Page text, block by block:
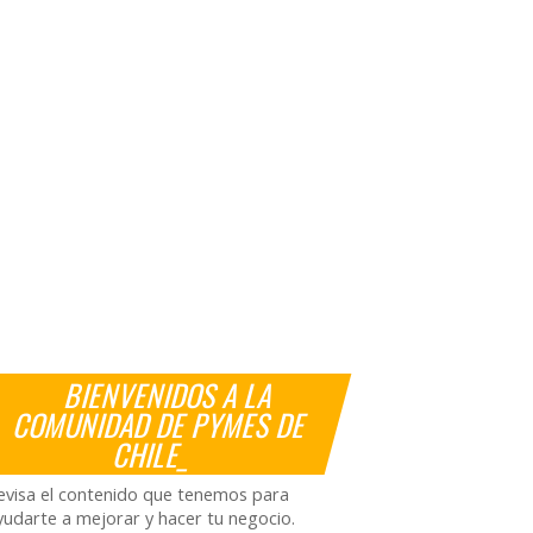
BIENVENIDOS A LA
COMUNIDAD DE PYMES DE
CHILE_
el contenido que tenemos para
a mejorar y hacer tu negocio.